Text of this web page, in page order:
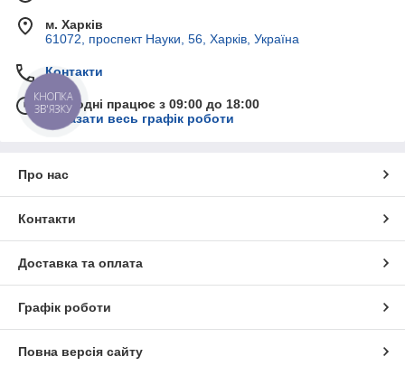
м. Харків
61072, проспект Науки, 56, Харків, Україна
Контакти
Сьогодні працює з 09:00 до 18:00
Показати весь графік роботи
Про нас
Контакти
Доставка та оплата
Графік роботи
Повна версія сайту
КНОПКА
ЗВ'ЯЗКУ